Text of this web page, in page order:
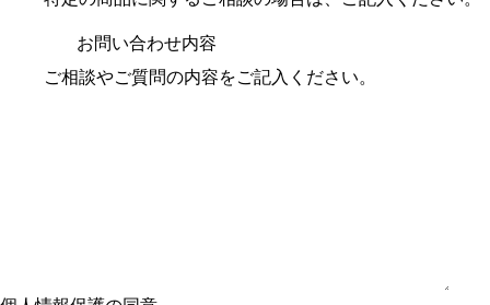
お問い合わせ内容
ご相談やご質問の内容をご記入ください。